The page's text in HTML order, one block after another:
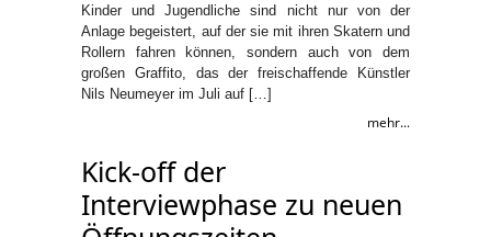
Kinder und Jugendliche sind nicht nur von der
Anlage begeistert, auf der sie mit ihren Skatern und
Rollern fahren können, sondern auch von dem
großen Graffito, das der freischaffende Künstler
Nils Neumeyer im Juli auf […]
mehr...
Kick-off der
Interviewphase zu neuen